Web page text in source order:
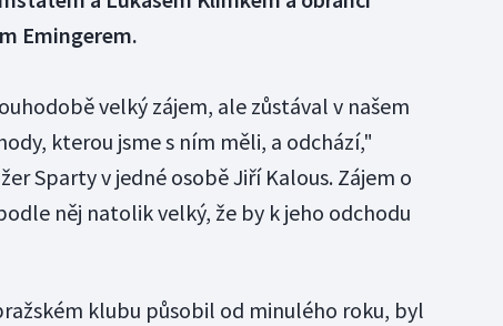
Emingerem.
velký zájem, ale zůstával v našem
kterou jsme s ním měli, a odchází,"
Sparty v jedné osobě Jiří Kalous. Zájem o
něj natolik velký, že by k jeho odchodu
klubu působil od minulého roku, byl